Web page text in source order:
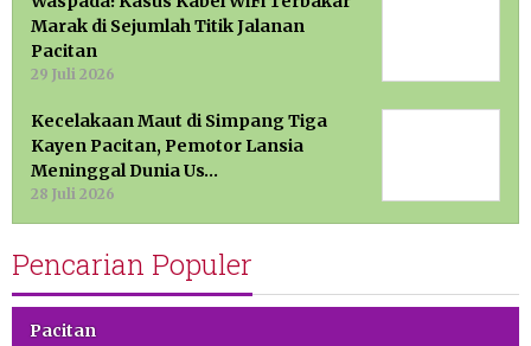
Marak di Sejumlah Titik Jalanan
Pacitan
29 Juli 2026
Kecelakaan Maut di Simpang Tiga
Kayen Pacitan, Pemotor Lansia
Meninggal Dunia Us…
28 Juli 2026
Pencarian Populer
Pacitan